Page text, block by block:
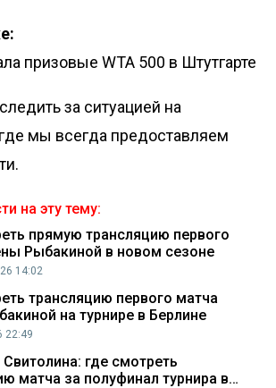
призовые WTA 500 в Штутгарте
за ситуацией на
мы всегда предоставляем
на эту тему:
прямую трансляцию первого
Рыбакиной в новом сезоне
14:02
трансляцию первого матча
на турнире в Берлине
22:49
где смотреть
матча за полуфинал турнира в